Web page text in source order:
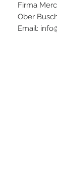
Firma
Ober
Email: